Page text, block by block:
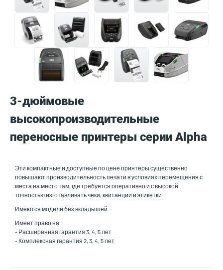
3-дюймовые
высокопроизводительные
переносные принтеры серии Alpha
Эти компактные и доступные по цене принтеры существенно
повышают производительность печати в условиях перемещения с
места на место там, где требуется оперативно и с высокой
точностью изготавливать чеки, квитанции и этикетки.
Имеются модели без вкладышей.
Имеет право на:
- Расширенная гарантия 3, 4, 5 лет
- Комплексная гарантия 2, 3, 4, 5 лет